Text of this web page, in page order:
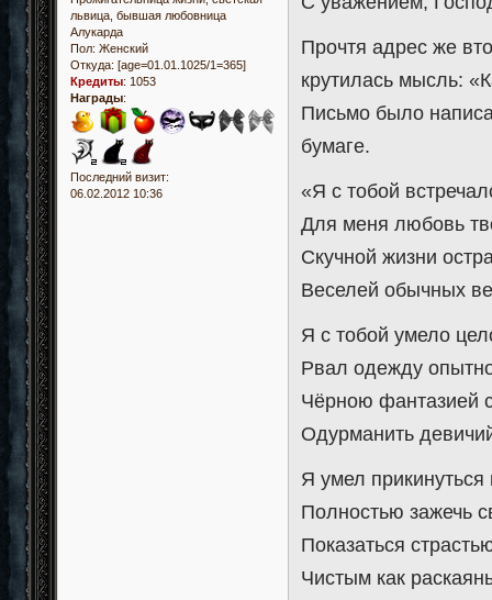
львица, бывшая любовница
Алукарда
Пол: Женский
Откуда: [age=01.01.1025/1=365]
Кредиты: 1053
Награды:
Последний визит:
06.02.2012 10:36
Прочтя адрес же
крутилась мысль:
Письмо было
бумаге.
«Я с тобой
Для меня любовь
Скучной жизни
Веселей обычных
Я с тобой умело
Рвал одежду
Чёрною фантазией
Одурманить
Я умел
Полностью зажечь
Показаться
Чистым как